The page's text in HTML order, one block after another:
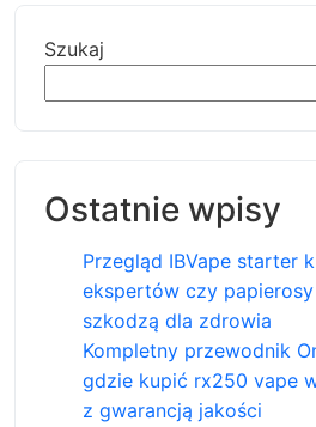
Szukaj
Ostatnie wpisy
Przegląd IBVape starter
ekspertów czy
szkodzą dla zdrowia
Kompletny przewodnik
gdzie kupić rx250 vape
z gwarancją jakości